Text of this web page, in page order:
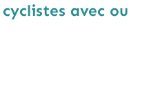
avec ou